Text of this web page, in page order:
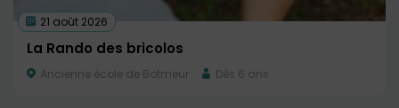
21 août 2026
La Rando des bricolos
Ancienne école de Botmeur Dès 6 ans